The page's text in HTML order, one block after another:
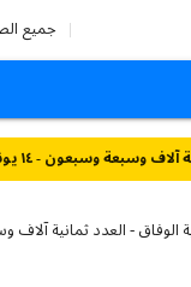
جميع
وسبعة وسبعون - ١٤ يونيو ٢٠٢٦